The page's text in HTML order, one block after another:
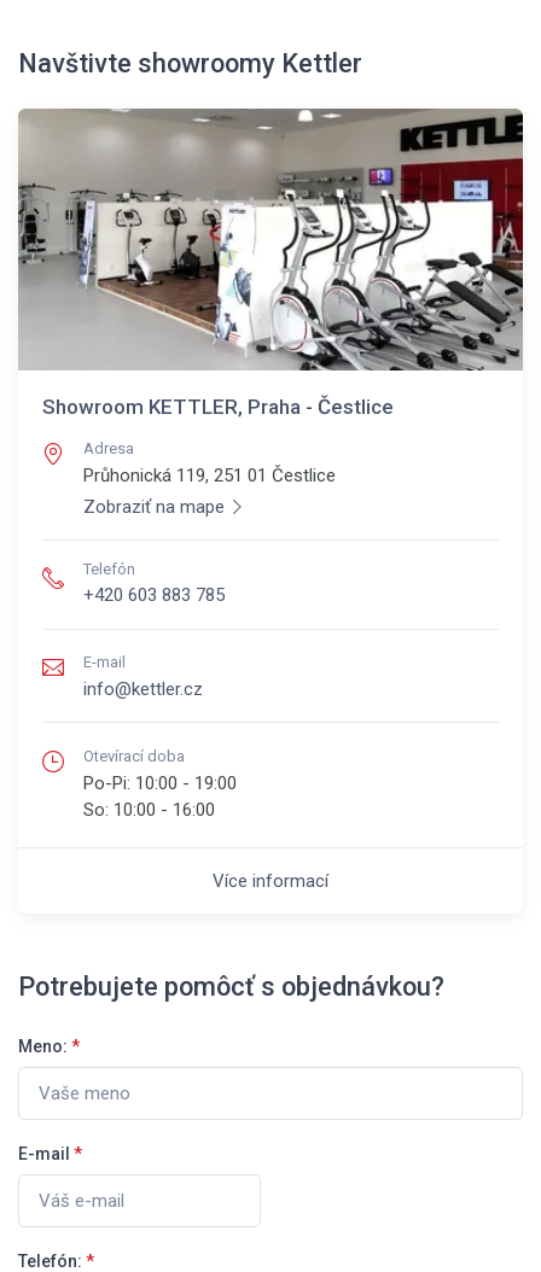
Navštivte showroomy Kettler
Showroom KETTLER, Praha - Čestlice
Adresa
Průhonická 119, 251 01 Čestlice
Zobraziť na mape
Telefón
+420 603 883 785
E-mail
info@kettler.cz
Otevírací doba
Po-Pi: 10:00 - 19:00
So: 10:00 - 16:00
Více informací
Potrebujete pomôcť s objednávkou?
Meno: *
E-mail *
Telefón: *